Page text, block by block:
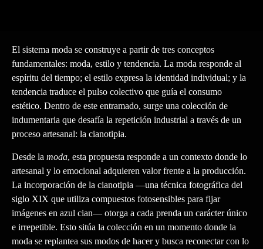
El sistema moda se construye a partir de tres conceptos
fundamentales: moda, estilo y tendencia. La moda responde al
espíritu del tiempo; el estilo expresa la identidad individual; y la
tendencia traduce el pulso colectivo que guía el consumo
estético. Dentro de este entramado, surge una colección de
indumentaria que desafía la repetición industrial a través de un
proceso artesanal: la cianotipia.
Desde la moda, esta propuesta responde a un contexto donde lo
artesanal y lo emocional adquieren valor frente a la producción.
La incorporación de la cianotipia —una técnica fotográfica del
siglo XIX que utiliza compuestos fotosensibles para fijar
imágenes en azul cian— otorga a cada prenda un carácter único
e irrepetible. Esto sitúa la colección en un momento donde la
moda se replantea sus modos de hacer y busca reconectar con lo